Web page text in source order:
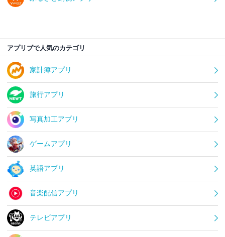
アプリブで人気のカテゴリ
家計簿アプリ
旅行アプリ
写真加工アプリ
ゲームアプリ
英語アプリ
音楽配信アプリ
テレビアプリ